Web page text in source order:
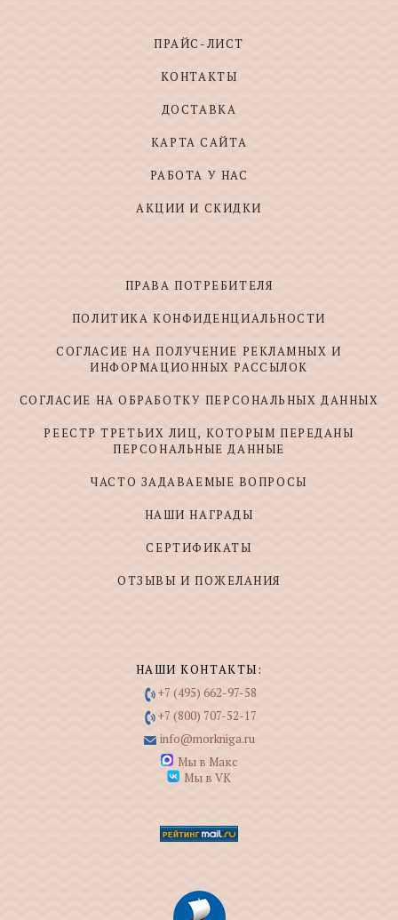
ПРАЙС-ЛИСТ
КОНТАКТЫ
ДОСТАВКА
КАРТА САЙТА
РАБОТА У НАС
АКЦИИ И СКИДКИ
ПРАВА ПОТРЕБИТЕЛЯ
ПОЛИТИКА КОНФИДЕНЦИАЛЬНОСТИ
СОГЛАСИЕ НА ПОЛУЧЕНИЕ РЕКЛАМНЫХ И
ИНФОРМАЦИОННЫХ РАССЫЛОК
СОГЛАСИЕ НА ОБРАБОТКУ ПЕРСОНАЛЬНЫХ ДАННЫХ
РЕЕСТР ТРЕТЬИХ ЛИЦ, КОТОРЫМ ПЕРЕДАНЫ
ПЕРСОНАЛЬНЫЕ ДАННЫЕ
ЧАСТО ЗАДАВАЕМЫЕ ВОПРОСЫ
НАШИ НАГРАДЫ
СЕРТИФИКАТЫ
ОТЗЫВЫ И ПОЖЕЛАНИЯ
НАШИ КОНТАКТЫ:
+7 (495) 662-97-58
+7 (800) 707-52-17
info@morkniga.ru
Мы в Макс
Мы в VK